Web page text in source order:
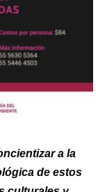
a la
de estos